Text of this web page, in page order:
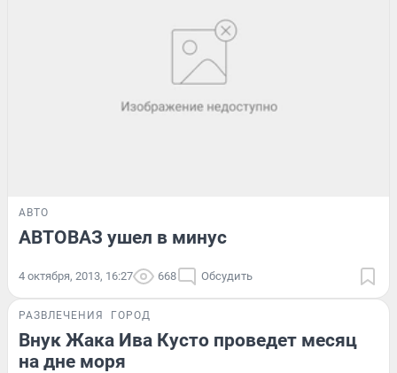
АВТО
АВТОВАЗ ушел в минус
4 октября, 2013, 16:27 668 Обсудить
РАЗВЛЕЧЕНИЯ ГОРОД
Внук Жака Ива Кусто проведет месяц
на дне моря